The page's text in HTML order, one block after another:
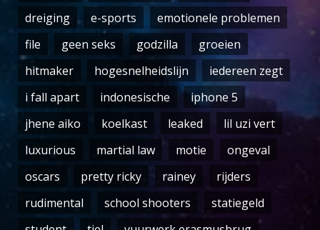
dreiging
e-sports
emotionele problemen
file
geen seks godzilla
groeien
hitmaker
hogesnelheidslijn
iedereen zegt
i fall apart
indonesische
iphone 5
jhene aiko
koelkast leaked
lil uzi vert
luxurious
martial law motie
ongeval
oscars
pretty ricky rainey
rijders
rudimental
school shooters
statiegeld